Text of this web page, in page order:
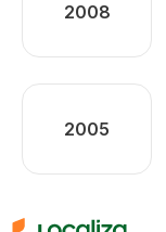
2008
2005